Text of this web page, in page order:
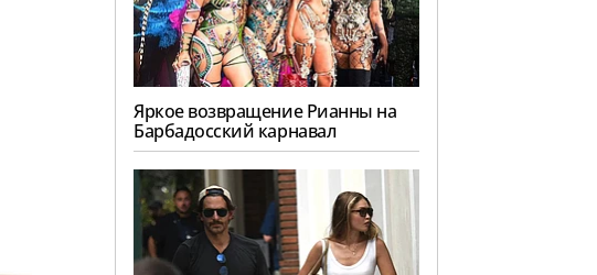
Яркое возвращение Рианны на
Барбадосский карнавал